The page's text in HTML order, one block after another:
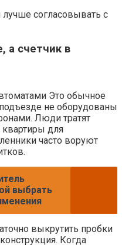
лучше согласовывать с
а счетчик в
Это обычное
не оборудованы
Люди тратят
квартиры для
часто воруют
выбрать
выкрутить пробки
Когда